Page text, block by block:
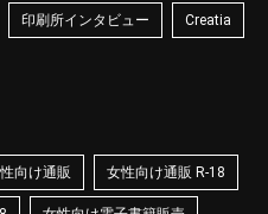
印刷所インタビュー Creatia
向け通販 女性向け通販 R-18